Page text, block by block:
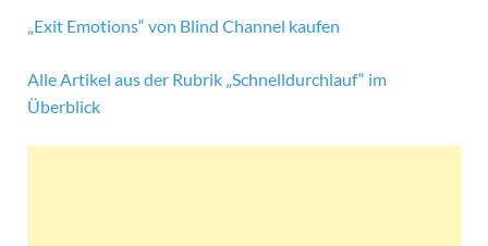
„Exit Emotions“ von Blind Channel kaufen
Alle Artikel aus der Rubrik „Schnelldurchlauf“ im
Überblick